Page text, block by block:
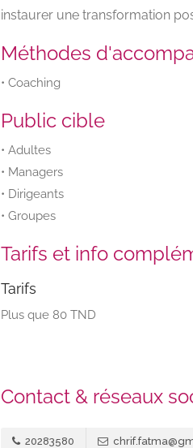
instaurer une transformation
Méthodes
• Coaching
Public cible
• Adultes
• Managers
• Dirigeants
• Groupes
Tarifs et info
Tarifs
Plus que 80 TND
Contact & réseaux
20283580